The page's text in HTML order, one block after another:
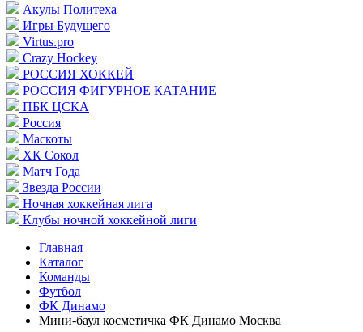
Акулы Политеха
Игры Будущего
Virtus.pro
Crazy Hockey
РОССИЯ ХОККЕЙ
РОССИЯ ФИГУРНОЕ КАТАНИЕ
ПБК ЦСКА
Россия
Маскоты
ХК Сокол
Матч Года
Звезда России
Ночная хоккейная лига
Клубы ночной хоккейной лиги
Главная
Каталог
Команды
Футбол
ФК Динамо
Мини-баул косметичка ФК Динамо Москва